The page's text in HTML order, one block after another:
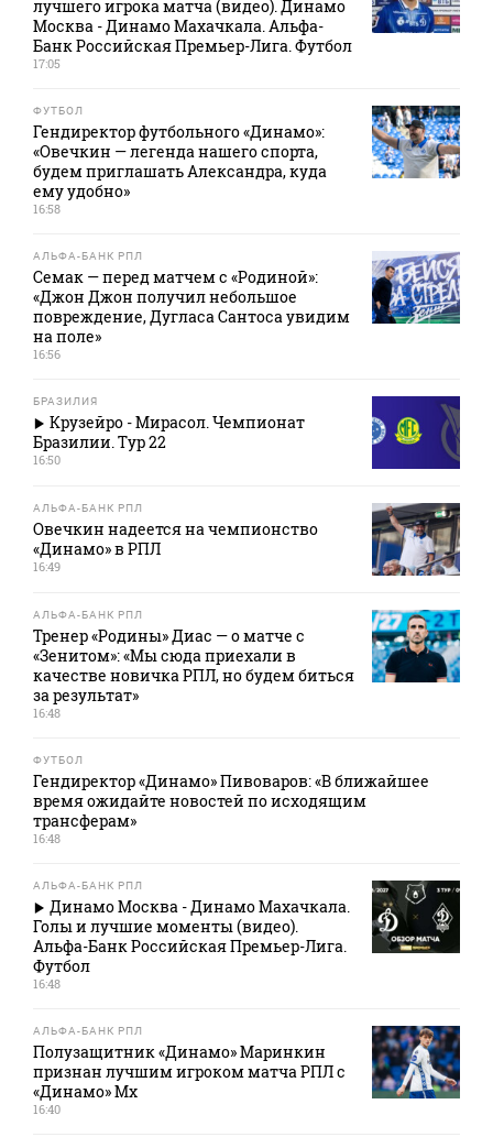
лучшего игрока матча (видео). Динамо
Москва - Динамо Махачкала. Альфа-
Банк Российская Премьер-Лига. Футбол
17:05
ФУТБОЛ
Гендиректор футбольного «Динамо»:
«Овечкин — легенда нашего спорта,
будем приглашать Александра, куда
ему удобно»
16:58
АЛЬФА-БАНК РПЛ
Семак — перед матчем с «Родиной»:
«Джон Джон получил небольшое
повреждение, Дугласа Сантоса увидим
на поле»
16:56
БРАЗИЛИЯ
Крузейро - Мирасол. Чемпионат
Бразилии. Тур 22
16:50
АЛЬФА-БАНК РПЛ
Овечкин надеется на чемпионство
«Динамо» в РПЛ
16:49
АЛЬФА-БАНК РПЛ
Тренер «Родины» Диас — о матче с
«Зенитом»: «Мы сюда приехали в
качестве новичка РПЛ, но будем биться
за результат»
16:48
ФУТБОЛ
Гендиректор «Динамо» Пивоваров: «В ближайшее
время ожидайте новостей по исходящим
трансферам»
16:48
АЛЬФА-БАНК РПЛ
Динамо Москва - Динамо Махачкала.
Голы и лучшие моменты (видео).
Альфа-Банк Российская Премьер-Лига.
Футбол
16:48
АЛЬФА-БАНК РПЛ
Полузащитник «Динамо» Маринкин
признан лучшим игроком матча РПЛ с
«Динамо» Мх
16:40